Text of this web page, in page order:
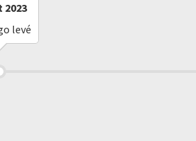
2023
levé